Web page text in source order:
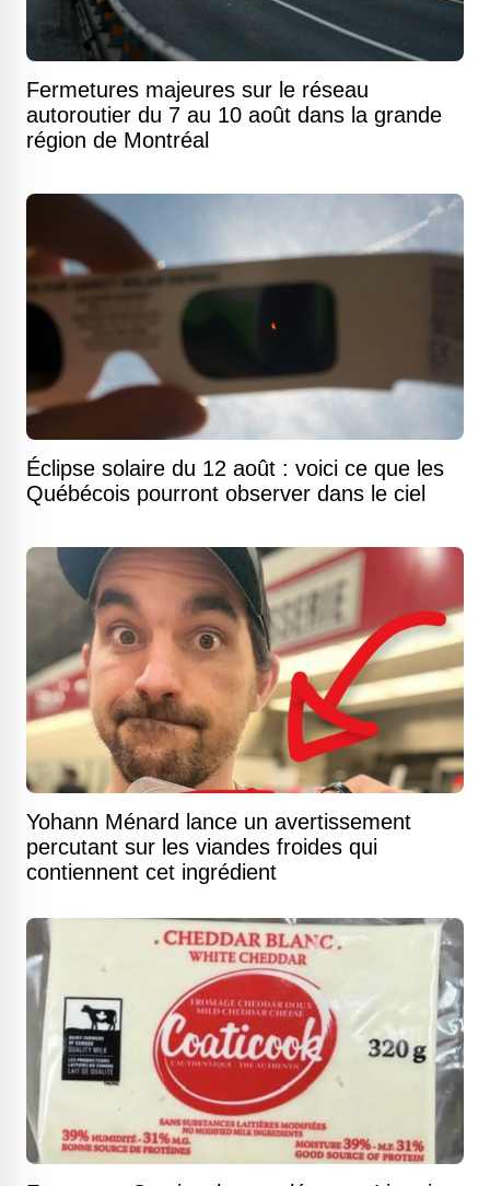
Fermetures majeures sur le réseau
autoroutier du 7 au 10 août dans la grande
région de Montréal
Éclipse solaire du 12 août : voici ce que les
Québécois pourront observer dans le ciel
Yohann Ménard lance un avertissement
percutant sur les viandes froides qui
contiennent cet ingrédient